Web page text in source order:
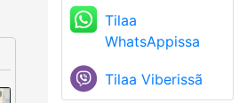
Tilaa
WhatsAppissa
Tilaa Viberissã